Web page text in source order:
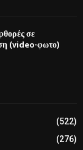
σε
(video-φωτο)
(522)
(276)